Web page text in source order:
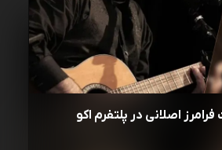
اصلانی در پلتفرم اکو